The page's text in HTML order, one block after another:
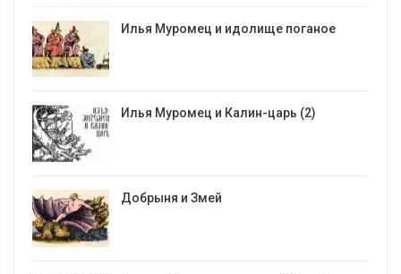
Илья Муромец и идолище поганое
Илья Муромец и Калин-царь (2)
Добрыня и Змей